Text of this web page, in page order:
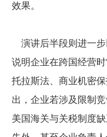
效果。
演讲后半段则进一步
说明企业在跨国经营
托拉斯法、商业机密
出，企业若涉及限制
美国海关与关税制度